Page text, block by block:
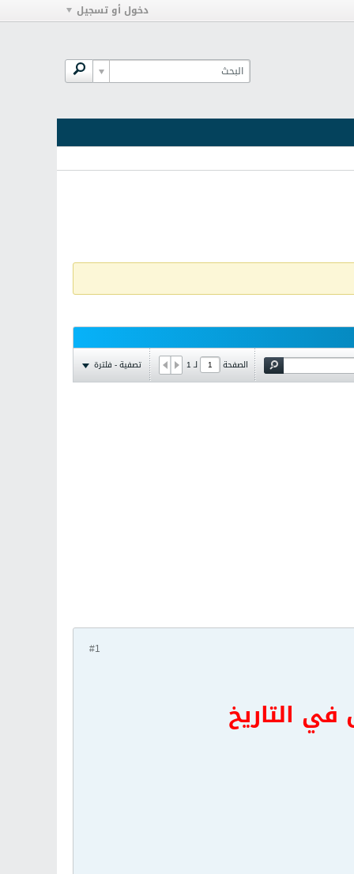
دخول أو تسجيل
الصفحة لـ1 تصفية - فلترة
#1